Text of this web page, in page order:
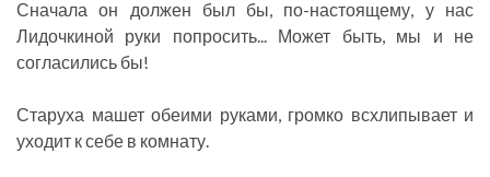
Сначала он должен был бы, по-настоящему, у нас
Лидочкиной руки попросить... Может быть, мы и не
согласились бы!
Старуха машет обеими руками, громко всхлипывает и
уходит к себе в комнату.